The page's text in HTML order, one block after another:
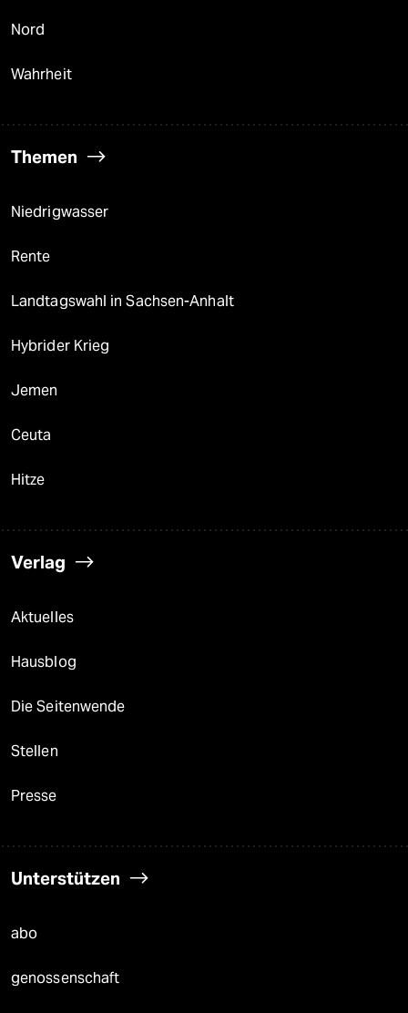
Nord
Wahrheit
Themen
Niedrigwasser
Rente
Landtagswahl in Sachsen-Anhalt
Hybrider Krieg
Jemen
Ceuta
Hitze
Verlag
Aktuelles
Hausblog
Die Seitenwende
Stellen
Presse
Unterstützen
abo
genossenschaft